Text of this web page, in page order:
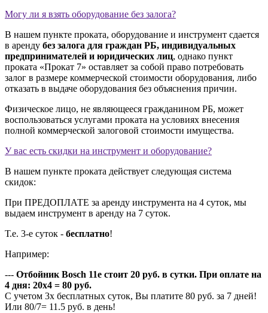
Могу ли я взять оборудование без залога?
В нашем пункте проката, оборудование и инструмент сдается
в аренду без залога для граждан РБ, индивидуальных
предпринимателей и юридических лиц, однако пункт
проката «Прокат 7» оставляет за собой право потребовать
залог в размере коммерческой стоимости оборудования, либо
отказать в выдаче оборудования без объяснения причин.
Физическое лицо, не являющееся гражданином РБ, может
воспользоваться услугами проката на условиях внесения
полной коммерческой залоговой стоимости имущества.
У вас есть скидки на инструмент и оборудование?
В нашем пункте проката действует следующая система
скидок:
При ПРЕДОПЛАТЕ за аренду инструмента на 4 суток, мы
выдаем инструмент в аренду на 7 суток.
Т.е. 3-е суток - бесплатно!
Например:
--- Отбойник Bosch 11e стоит 20 руб. в сутки. При оплате на
4 дня: 20х4 = 80 руб.
С учетом 3х бесплатных суток, Вы платите 80 руб. за 7 дней!
Или 80/7= 11.5 руб. в день!